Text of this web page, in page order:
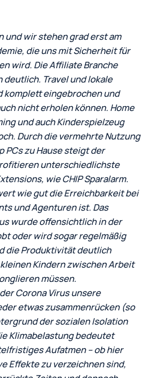
und wir stehen grad erst am
die uns mit Sicherheit für
wird. Die Affiliate Branche
Travel und lokale
eingebrochen und
nicht erholen können. Home
und auch Kinderspielzeug
Durch die vermehrte Nutzung
PCs zu Hause steigt der
unterschiedlichste
wie CHIP Sparalarm.
wie gut die Erreichbarkeit bei
und Agenturen ist. Das
wurde offensichtlich in der
oder wird sogar regelmäßig
die Produktivität deutlich
Kindern zwischen Arbeit
müssen.
Corona Virus unsere
etwas zusammenrücken (so
der sozialen Isolation
Klimabelastung bedeutet
Aufatmen – ob hier
Effekte zu verzeichnen sind,